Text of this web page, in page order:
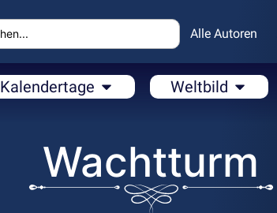
Alle Autoren
Kalendertage Weltbild
Wachtturm